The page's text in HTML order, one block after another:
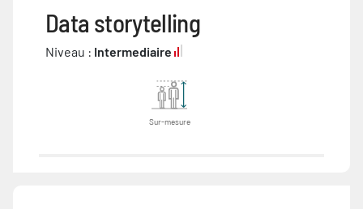
Data storytelling
Niveau : Intermediaire
Sur-mesure